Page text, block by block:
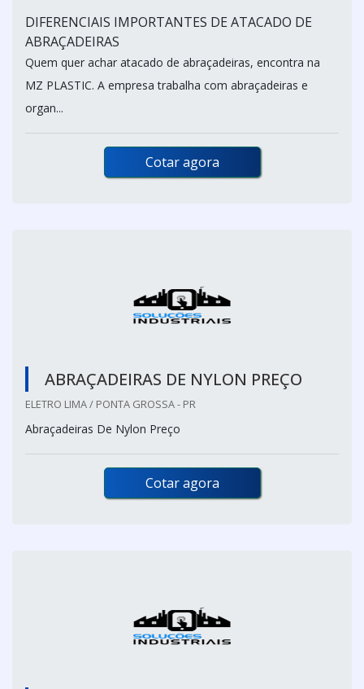
DIFERENCIAIS IMPORTANTES DE ATACADO DE
ABRAÇADEIRAS
Quem quer achar atacado de abraçadeiras, encontra na
MZ PLASTIC. A empresa trabalha com abraçadeiras e
organ...
Cotar agora
ABRAÇADEIRAS DE NYLON PREÇO
ELETRO LIMA / PONTA GROSSA - PR
Abraçadeiras De Nylon Preço
Cotar agora